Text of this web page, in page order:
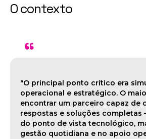
O contexto
"
"O principal ponto crítico era
operacional e estratégico. O
encontrar um parceiro capaz de
respostas e soluções completas
do ponto de vista tecnológico,
gestão quotidiana e no apoio